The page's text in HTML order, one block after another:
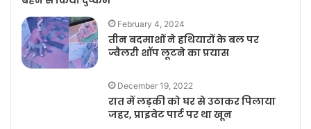
February 4, 2024
तीन बदमाशों ने हथियारों के बल पर
ज्वैलरी शॉप लूटने का प्रयास
December 19, 2022
रात में लड़की को घर से उठाकर पिलाया
जहर, प्राइवेट पार्ट पर था खून